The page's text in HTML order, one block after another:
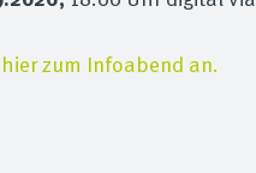
zum Infoabend an.